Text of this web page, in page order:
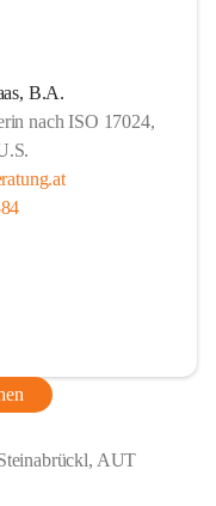
B.A.
nach ISO 17024,
AUT